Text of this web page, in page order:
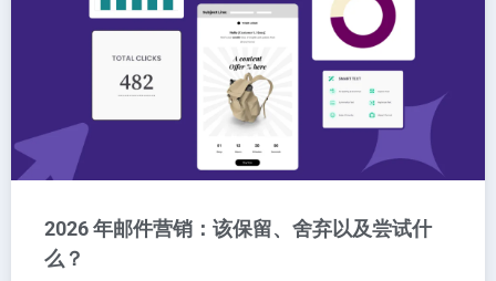
2026 年邮件营销：该保留、舍弃以及尝试什
么？